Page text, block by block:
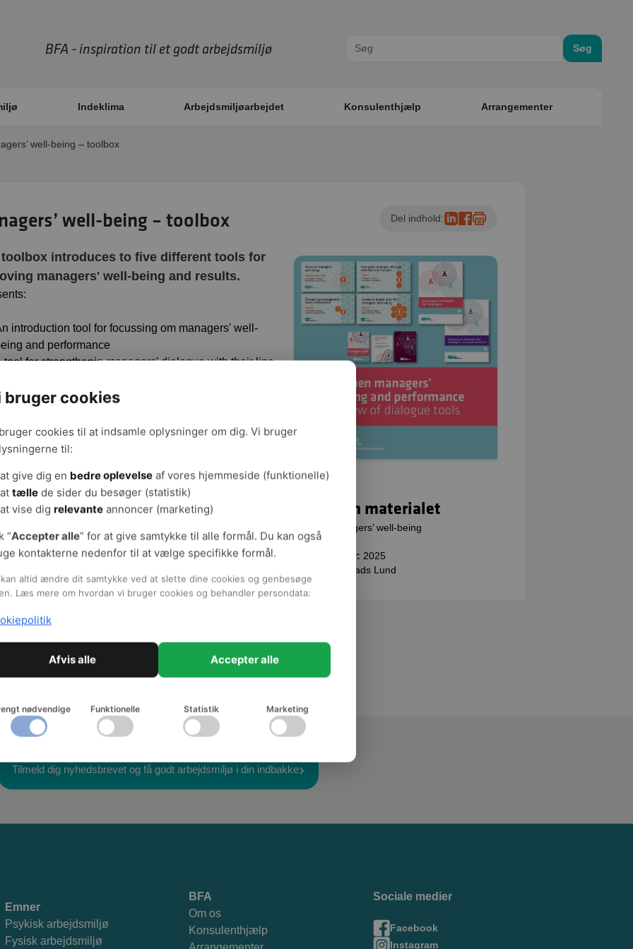
BFA - inspiration til et godt arbejdsmiljø Søg
Indeklima Arbejdsmiljøarbejdet Konsulenthjælp Arrangementer
well-being – toolbox
well-being – toolbox Del indhold:
introduces to five different tools for
managers' well-being and results.
introduction tool for focussing om managers' well-
and performance
tool for strengthenig managers' dialogue with their line
tool for sharpening of manager team collaboration
and performance
tool for sparring in managers' networks
(åbnes i nyt vindue) Fakta om materialet
Emne:
Managers’ well-being
Sidetal:
Udgivelsesår: 2025
Mads Lund
Tilmeld dig nyhedsbrevet og få godt arbejdsmiljø i din indbakke
Emner
Psykisk arbejdsmiljø
Fysisk arbejdsmiljø
BFA
Om os
Konsulenthjælp
Sociale medier
Facebook
Instagram
bruger cookies
cookies til at indsamle oplysninger om dig. Vi bruger
til:
at give dig en bedre oplevelse af vores hjemmeside (funktionelle)
at tælle de sider du besøger (statistik)
at vise dig relevante annoncer (marketing)
“Accepter alle” for at give samtykke til alle formål. Du kan også
kontakterne nedenfor til at vælge specifikke formål.
kan altid ændre dit samtykke ved at slette dine cookies og genbesøge
Læs mere om hvordan vi bruger cookies og behandler persondata:
Afvis alle Accepter alle
nødvendige Funktionelle Statistik Marketing